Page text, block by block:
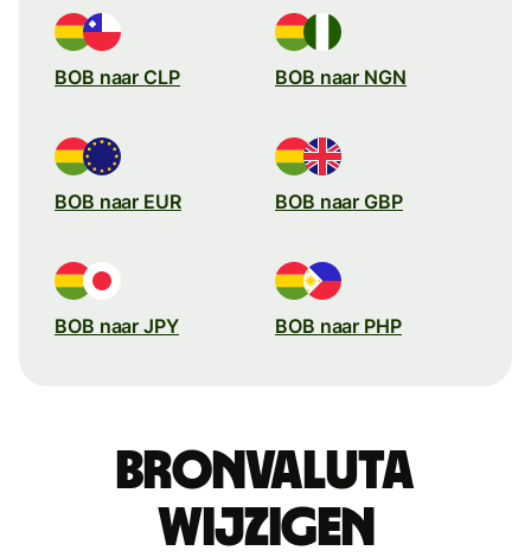
BOB naar CLP BOB naar NGN
BOB naar EUR BOB naar GBP
BOB naar JPY BOB naar PHP
Bronvaluta
wijzigen